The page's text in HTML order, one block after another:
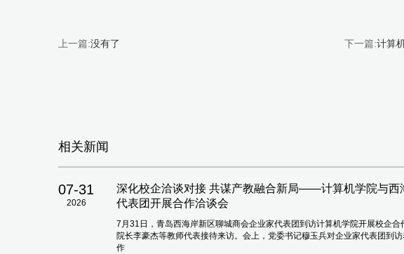
上一篇:没有了 下一篇:计算
相关新闻
07-31
2026
深化校企洽谈对接 共谋产教融合新局——计算机学院与西
代表团开展合作洽谈会
7月31日，青岛西海岸新区聊城商会企业家代表团到访计算机学院开展校企合
院长李豪杰等教师代表接待来访。会上，党委书记穆玉兵对企业家代表团到
作